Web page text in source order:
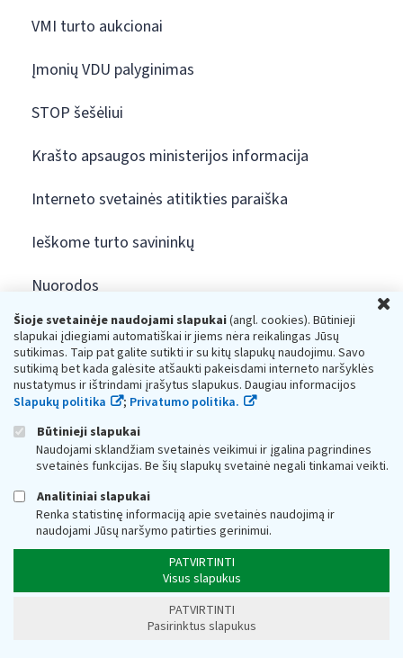
Šioje svetainėje naudojami slapukai(angl. cookies). Būtinieji
slapukai įdiegiami automatiškai ir jiems nėra reikalingas Jūsų
sutikimas. Taip pat galite sutikti ir su kitų slapukų naudojimu. Savo
sutikimą bet kada galėsite atšaukti pakeisdami interneto naršyklės
nustatymus ir ištrindami įrašytus slapukus. Daugiau informacijos
Slapukų politika
; Privatumo politika.
Būtinieji slapukai
Naudojami sklandžiam svetainės veikimui ir įgalina pagrindines
svetainės funkcijas. Be šių slapukų svetainė negali tinkamai veikti.
Analitiniai slapukai
Renka statistinę informaciją apie svetainės naudojimą ir
naudojami Jūsų naršymo patirties gerinimui.
PATVIRTINTI
Visus slapukus
PATVIRTINTI
Pasirinktus slapukus
VMI turto aukcionai
Įmonių VDU palyginimas
STOP šešėliui
Krašto apsaugos ministerijos informacija
Interneto svetainės atitikties paraiška
Ieškome turto savininkų
Nuorodos
Konsultacijos mokesčių klausimais ir paslaugos
gyventojams:
+370 5 260 5060
Darbo laikas: I-IV 8.00-17.00, V 8.00-15.45.
Prieššventinę dieną - viena valanda trumpiau.
Kiekvieno mėnesio antrą penktadienį 8.00 val. - 12.00 val.
Paklausimas perMano VMI
Valstybinė mokesčių inspekcija prie Lietuvos